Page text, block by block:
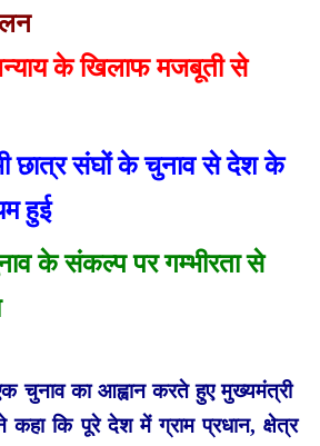
के खिलाफ मजबूती से
छात्र संघों के चुनाव से देश के
हुई
के संकल्प पर गम्भीरता से
चुनाव का आह्वान करते हुए मुख्यमंत्री
कहा कि पूरे देश में ग्राम प्रधान, क्षेत्र